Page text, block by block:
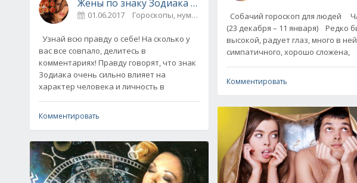
Жены по знаку Зодиака — узнай, какая ты!
01.06.2017 Гороскопы, нумерология 0
Узнай всю правду о себе! На сколько у
вас все совпало, делитесь в
комментариях! Правду говорят, что знак
Зодиака очень сильно влияет на
характер человека и личность в
Комментировать
Собачий гороскоп для людей ЧАУ-ЧАУ
(23 декабря – 11 января) Редко бывает
высокой, радует глаз, много в ней
симпатичного, хорошо сложена,
Комментировать